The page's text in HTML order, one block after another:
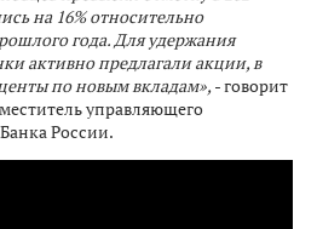
на 16% относительно
года. Для удержания
активно предлагали акции, в
по новым вкладам», - говорит
управляющего
России.